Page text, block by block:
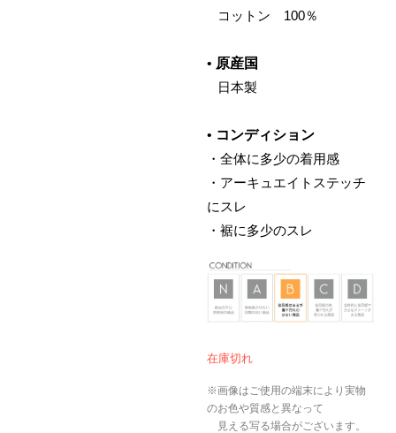
‌ コットン 100％
• 原産国
‌ 日本製
• コンディション
・全体に多少の着用感
・アーキュエイトステッチ
にスレ
・裾に多少のスレ
在庫切れ
※画像はご使用の端末により実物
のお色や質感と異なって
見える写る場合がございます。